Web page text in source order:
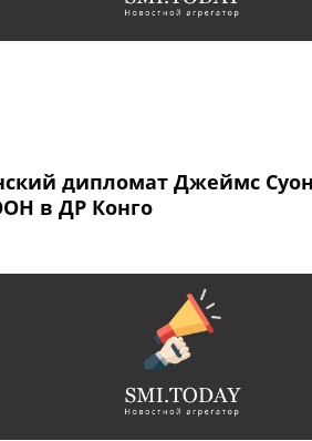
дипломат Джеймс
в ДР Конго